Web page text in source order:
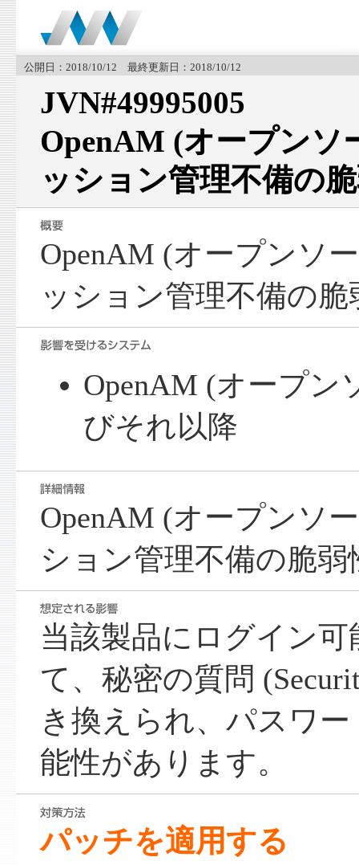
公開日：2018/10/12 最終更新日：2018/10/12
JVN#49995005
OpenAM (オープンソ
ッション管理不備の
OpenAM (オープンソ
ッション管理不備の脆
OpenAM (オープン
びそれ以降
OpenAM (オープンソ
ション管理不備の脆
当該製品にログイン
て、秘密の質問
き換えられ、パスワ
能性があります。
パッチを適用する